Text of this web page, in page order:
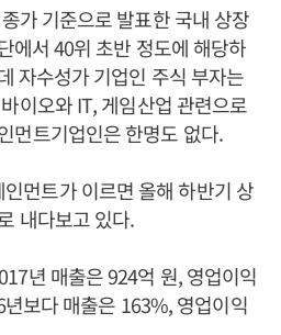
가 기준으로 발표한 국내 상장
에서 40위 초반 정도에 해당하
자수성가 기업인 주식 부자는
이오와 IT, 게임산업 관련으로
먼트기업인은 한명도 없다.
먼트가 이르면 올해 하반기 상
내다보고 있다.
년 매출은 924억 원, 영업이익
보다 매출은 163%, 영업이익